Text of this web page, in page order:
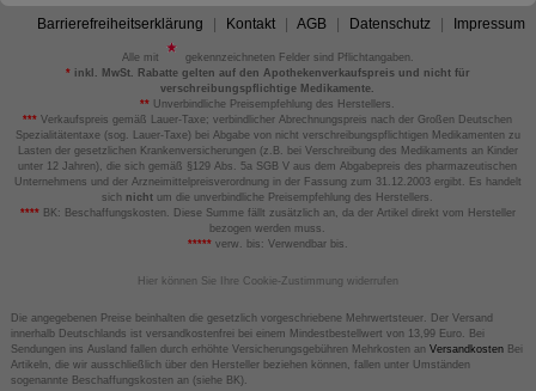
Barrierefreiheitserklärung Kontakt AGB Datenschutz Impressum
Alle mit
gekennzeichneten Felder sind Pflichtangaben.
*inkl. MwSt. Rabatte gelten auf den Apothekenverkaufspreis und nicht für
verschreibungspflichtige Medikamente.
** Unverbindliche Preisempfehlung des Herstellers.
*** Verkaufspreis gemäß Lauer-Taxe; verbindlicher Abrechnungspreis nach der Großen Deutschen
Spezialitätentaxe (sog. Lauer-Taxe) bei Abgabe von nicht verschreibungspflichtigen Medikamenten zu
Lasten der gesetzlichen Krankenversicherungen (z.B. bei Verschreibung des Medikaments an Kinder
unter 12 Jahren), die sich gemäß §129 Abs. 5a SGB V aus dem Abgabepreis des pharmazeutischen
Unternehmens und der Arzneimittelpreisverordnung in der Fassung zum 31.12.2003 ergibt. Es handelt
sich nicht um die unverbindliche Preisempfehlung des Herstellers.
****BK: Beschaffungskosten. Diese Summe fällt zusätzlich an, da der Artikel direkt vom Hersteller
bezogen werden muss.
*****verw. bis: Verwendbar bis.
Hier können Sie Ihre Cookie-Zustimmung widerrufen
Die angegebenen Preise beinhalten die gesetzlich vorgeschriebene Mehrwertsteuer. Der Versand
innerhalb Deutschlands ist versandkostenfrei bei einem Mindestbestellwert von 13,99 Euro. Bei
Sendungen ins Ausland fallen durch erhöhte Versicherungsgebühren Mehrkosten an VersandkostenBei
Artikeln, die wir ausschließlich über den Hersteller beziehen können, fallen unter Umständen
sogenannte Beschaffungskosten an (siehe BK).